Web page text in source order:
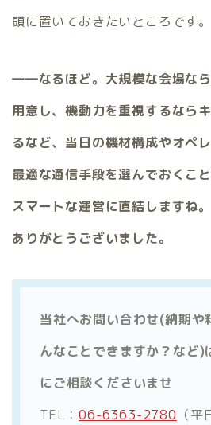
頭に置いておきたいところです。
――なるほど。大規模な会場な
用意し、機動力を重視するなら
るなど、当日の機材構成やオペ
最適な通信手段を選んでおくこ
スマートな運営に直結しますね。
ありがとうございました。
当社へお問い合わせ(納期や
んなことできますか？など)
にご相談くださいませ
TEL：06-6363-2780 （